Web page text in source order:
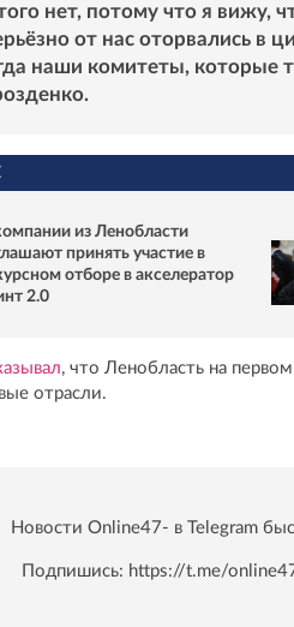
нет, потому что я вижу,
от нас оторвались в
наши комитеты, которые
из Ленобласти
принять участие в
отборе в акселератор
2.0
, что Ленобласть на
отрасли.
Новости Online47- в Telegram
Подпишись: https://t.me/